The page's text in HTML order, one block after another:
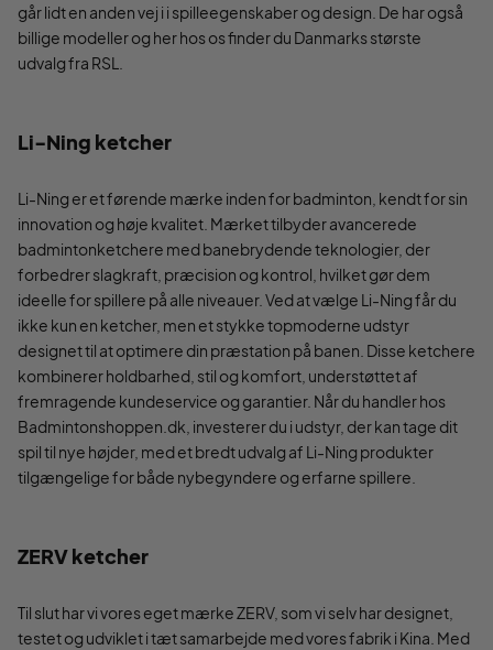
går lidt en anden vej i i spilleegenskaber og design. De har også
billige modeller og her hos os finder du Danmarks største
udvalg fra RSL.
Li-Ning ketcher
Li-Ning er et førende mærke inden for badminton, kendt for sin
innovation og høje kvalitet. Mærket tilbyder avancerede
badmintonketchere med banebrydende teknologier, der
forbedrer slagkraft, præcision og kontrol, hvilket gør dem
ideelle for spillere på alle niveauer. Ved at vælge Li-Ning får du
ikke kun en ketcher, men et stykke topmoderne udstyr
designet til at optimere din præstation på banen. Disse ketchere
kombinerer holdbarhed, stil og komfort, understøttet af
fremragende kundeservice og garantier. Når du handler hos
Badmintonshoppen.dk, investerer du i udstyr, der kan tage dit
spil til nye højder, med et bredt udvalg af Li-Ning produkter
tilgængelige for både nybegyndere og erfarne spillere.
ZERV ketcher
Til slut har vi vores eget mærke ZERV, som vi selv har designet,
testet og udviklet i tæt samarbejde med vores fabrik i Kina. Med